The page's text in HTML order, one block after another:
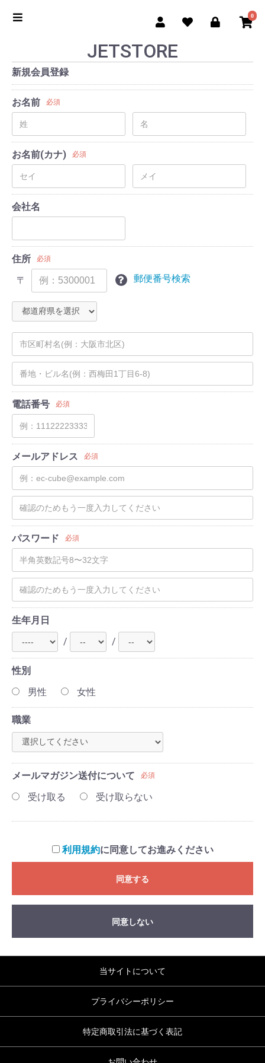
0
JETSTORE
新規会員登録
お名前 必須
お名前(カナ) 必須
会社名
住所 必須
〒 郵便番号検索
電話番号 必須
メールアドレス 必須
パスワード 必須
生年月日
/
/
性別
男性
女性
職業
メールマガジン送付について 必須
受け取る 受け取らない
利用規約に同意してお進みください
同意する
同意しない
当サイトについて
プライバシーポリシー
特定商取引法に基づく表記